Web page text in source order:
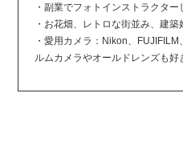
・副業でフォトインストラクター
・お花畑、レトロな街並み、建築
・愛用カメラ：Nikon、
ルムカメラやオールドレンズも好